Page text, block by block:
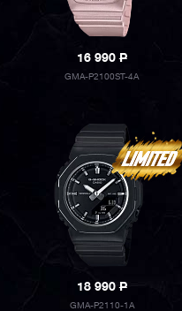
16 990P
GMA-P2100ST-4A
18 990P
GMA-P2110-1A